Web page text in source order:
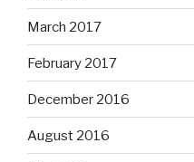
March 2017
February 2017
December 2016
August 2016